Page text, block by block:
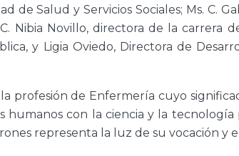
de Salud y Servicios Sociales; Ms. C.
Nibia Novillo, directora de la carrera
y Ligia Oviedo, Directora de
profesión de Enfermería cuyo
humanos con la ciencia y la
representa la luz de su vocación y